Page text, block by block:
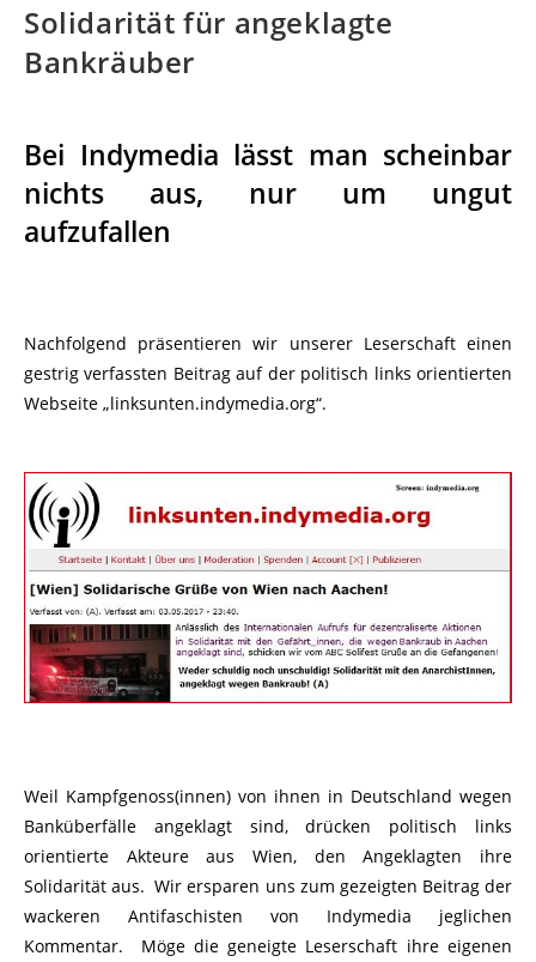
Solidarität für angeklagte
Bankräuber
Bei Indymedia lässt man scheinbar
nichts aus, nur um ungut
aufzufallen
Nachfolgend präsentieren wir unserer Leserschaft einen
gestrig verfassten Beitrag auf der politisch links orientierten
Webseite „linksunten.indymedia.org“.
Weil Kampfgenoss(innen) von ihnen in Deutschland wegen
Banküberfälle angeklagt sind, drücken politisch links
orientierte Akteure aus Wien, den Angeklagten ihre
Solidarität aus. Wir ersparen uns zum gezeigten Beitrag der
wackeren Antifaschisten von Indymedia jeglichen
Kommentar. Möge die geneigte Leserschaft ihre eigenen